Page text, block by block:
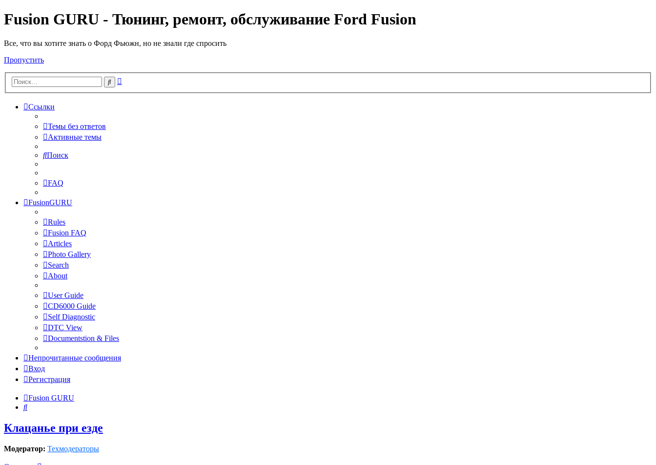
Fusion GURU - Тюнинг, ремонт, обслуживание Ford Fusion
Все, что вы хотите знать о Форд Фьюжн, но не знали где спросить
Пропустить
Поиск
Ссылки
Темы без ответов
Активные темы
Поиск
FAQ
FusionGURU
Rules
Fusion FAQ
Articles
Photo Gallery
Search
About
User Guide
CD6000 Guide
Self Diagnostic
DTC View
Documentstion & Files
Непрочитанные сообщения
Вход
Регистрация
Fusion GURU
Поиск
Клацанье при езде
Модератор: Техмодераторы